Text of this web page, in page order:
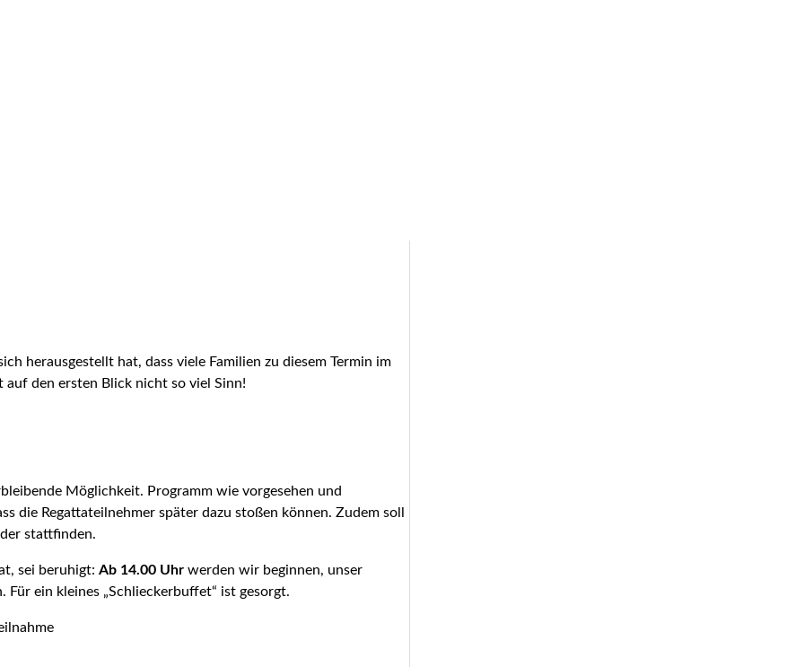
herausgestellt hat, dass viele Familien zu diesem Termin im
den ersten Blick nicht so viel Sinn!
Möglichkeit. Programm wie vorgesehen und
die Regattateilnehmer später dazu stoßen können. Zudem soll
stattfinden.
sei beruhigt: Ab 14.00 Uhr werden wir beginnen, unser
Für ein kleines „Schlieckerbuffet“ ist gesorgt.